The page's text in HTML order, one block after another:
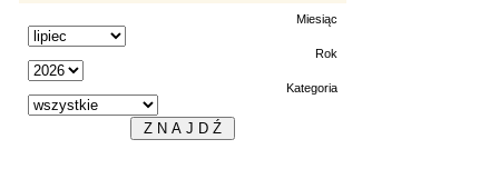
Miesiąc
Rok
Kategoria